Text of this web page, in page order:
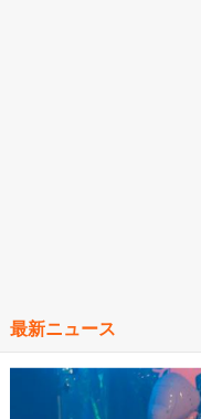
最新ニュース